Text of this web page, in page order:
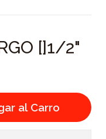
[]1/2"
al Carro